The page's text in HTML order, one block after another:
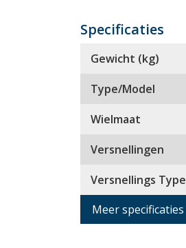
Specificaties
Gewicht (kg)
Type/Model
Wielmaat
Versnellingen
Versnellings Type
Meer specificaties